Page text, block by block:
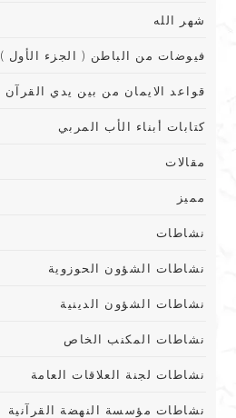
شهر الله
فيوضات من الباطن ( الجزء الأول )
قواعد الايمان من بين يدي القرآن
كتابات أبناء الأب المربي
مقالات
مميز
نشاطات
نشاطات الشؤون الحوزوية
نشاطات الشؤون الدينية
نشاطات المكنب الخاص
نشاطات لجنة العلاقات العامة
نشاطات مؤسسة النهضة القرآنية